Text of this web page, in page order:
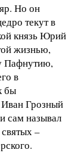
Но он
текут в
князь Юрий
жизнью,
Пафнутию,
в
бы
Грозный
сам называл
–